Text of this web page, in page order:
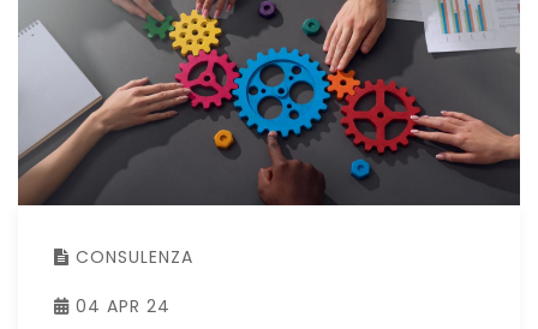
CONSULENZA
04 APR 24